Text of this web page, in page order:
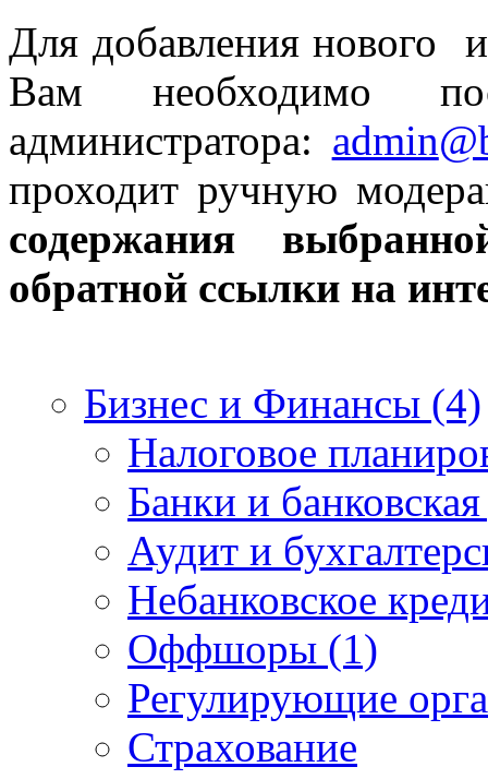
Для добавления нового
Вам необходимо
администратора: admin
проходит ручную
содержания
обратной ссылки на
Бизнес и Финансы (4)
Налоговое
Банки и
Аудит и
Небанковское
Оффшоры (1)
Регулирующие
Страхование